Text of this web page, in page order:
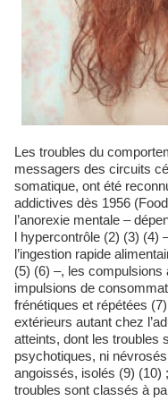
Les troubles du comportement alimentaire (TCA), maladies des
messagers des circuits
somatique, ont été
addictives dès 1956
l’anorexie mentale –
l hypercontrôle (2) (3) (4)
l’ingestion rapide
(5) (6) –, les compulsions
impulsions de
frénétiques et répétées
extérieurs autant chez
atteints, dont les troubles
psychotiques, ni
angoissés, isolés (9) (10)
troubles sont classés à